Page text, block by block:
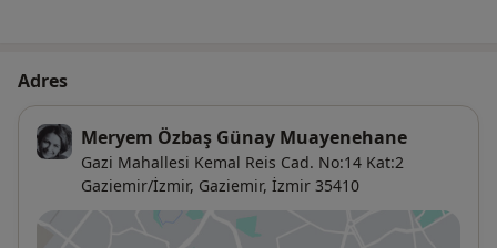
Adres
Meryem Özbaş Günay Muayenehane
Gazi Mahallesi Kemal Reis Cad. No:14 Kat:2
Gaziemir/İzmir, Gaziemir, İzmir 35410